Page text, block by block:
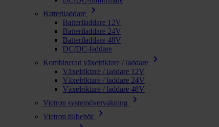
Batteriladdare
chevron_right
Batteriladdare 12V
Batteriladdare 24V
Batteriladdare 48V
DC/DC-laddare
Kombinerad växelriktare / laddare
chevron_right
Växelriktare / laddare 12V
Växelriktare / laddare 24V
Växelriktare / laddare 48V
Victron systemövervakning
chevron_right
Victron tillbehör chevron_right